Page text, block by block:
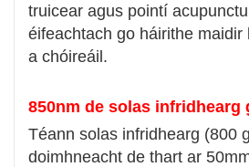
truicear agus pointí
éifeachtach go háirithe maidir
a chóireáil.
850nm de solas infridhearg
Téann solas infridhearg (800
doimhneacht de thart ar